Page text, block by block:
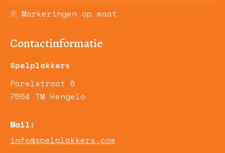
Markeringen op maat
Contactinformatie
Spelplakkers
Parelstraat 6
7554 TM Hengelo
Mail:
info@spelplakkers.com